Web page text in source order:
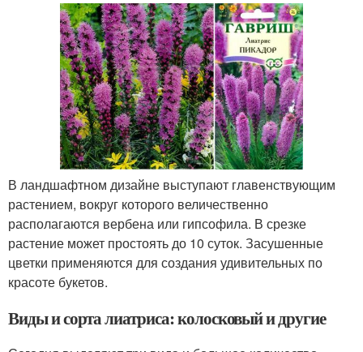
В ландшафтном дизайне выступают главенствующим
растением, вокруг которого величественно
располагаются вербена или гипсофила. В срезке
растение может простоять до 10 суток. Засушенные
цветки применяются для создания удивительных по
красоте букетов.
Виды и сорта лиатриса: колосковый и другие